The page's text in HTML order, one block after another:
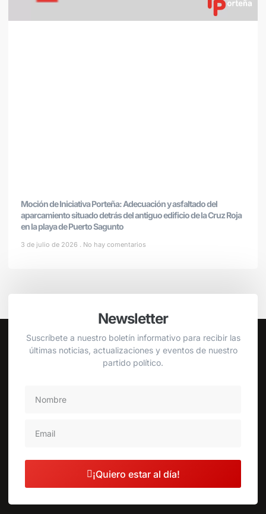
Moción de Iniciativa Porteña: Adecuación y asfaltado del
aparcamiento situado detrás del antiguo edificio de la Cruz Roja
en la playa de Puerto Sagunto
3 de julio de 2026 No hay comentarios
Newsletter
Suscríbete a nuestro boletín informativo para recibir las
últimas noticias, actualizaciones y eventos de nuestro
partido político.
¡Quiero estar al día!